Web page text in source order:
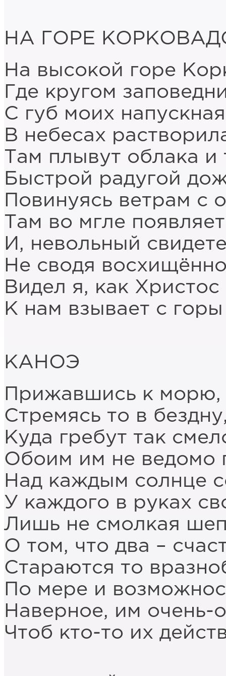
НА ГОРЕ
На высокой горе
Где кругом
С губ моих
В небесах
Там плывут облака и
Быстрой радугой
Повинуясь ветрам с
Там во мгле
И, невольный
Не сводя
Видел я, как Христос
К нам взывает с
КАНОЭ
Прижавшись к морю,
Стремясь то в
Куда гребут так
Обоим им не ведомо
Над каждым солнце
У каждого в руках
Лишь не смолкая
О том, что два –
Стараются то
По мере и
Наверное, им очень-
Чтоб кто-то их